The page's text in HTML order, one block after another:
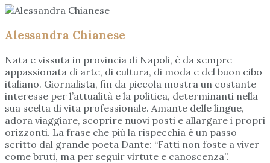
Alessandra Chianese
Nata e vissuta in provincia di Napoli, è da sempre
appassionata di arte, di cultura, di moda e del buon cibo
italiano. Giornalista, fin da piccola mostra un costante
interesse per l’attualità e la politica, determinanti nella
sua scelta di vita professionale. Amante delle lingue,
adora viaggiare, scoprire nuovi posti e allargare i propri
orizzonti. La frase che più la rispecchia è un passo
scritto dal grande poeta Dante: “Fatti non foste a viver
come bruti, ma per seguir virtute e canoscenza”.